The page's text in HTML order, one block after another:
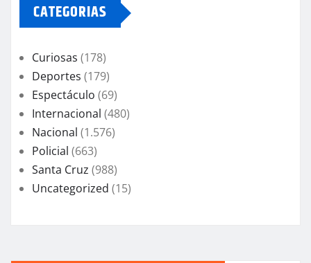
CATEGORIAS
Curiosas (178)
Deportes (179)
Espectáculo (69)
Internacional (480)
Nacional (1.576)
Policial (663)
Santa Cruz (988)
Uncategorized (15)